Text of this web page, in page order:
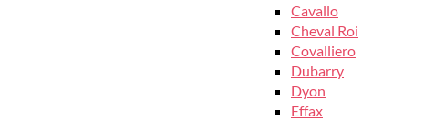
Cavallo
Cheval Roi
Covalliero
Dubarry
Dyon
Effax